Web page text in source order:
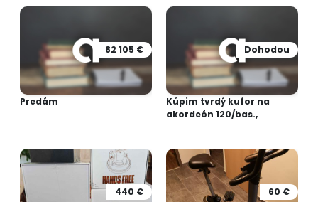
82 105 €
Predám
Dohodou
Kúpim tvrdý kufor na
akordeón 120/bas.,
440 € 60 €